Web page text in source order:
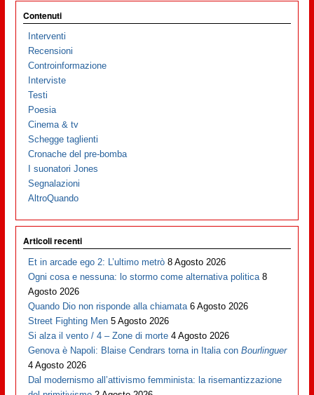
Contenuti
Interventi
Recensioni
Controinformazione
Interviste
Testi
Poesia
Cinema & tv
Schegge taglienti
Cronache del pre-bomba
I suonatori Jones
Segnalazioni
AltroQuando
Articoli recenti
Et in arcade ego 2: L’ultimo metrò 8 Agosto 2026
Ogni cosa e nessuna: lo stormo come alternativa politica 8
Agosto 2026
Quando Dio non risponde alla chiamata 6 Agosto 2026
Street Fighting Men 5 Agosto 2026
Si alza il vento / 4 – Zone di morte 4 Agosto 2026
Genova è Napoli: Blaise Cendrars torna in Italia conBourlinguer
4 Agosto 2026
Dal modernismo all’attivismo femminista: la risemantizzazione